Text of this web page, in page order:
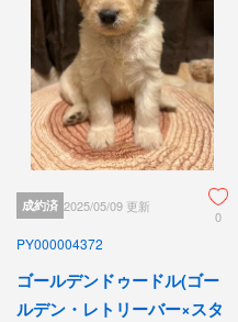
成約済 2025/05/09 更新
0
PY000004372
ゴールデンドゥードル(ゴー
ルデン・レトリーバー×スタ